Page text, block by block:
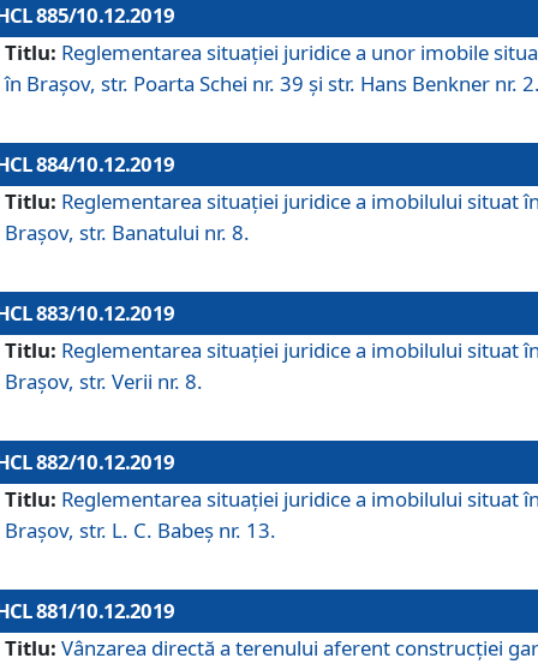
885/10.12.2019
Titlu: Reglementarea situației juridice a unor imobile
în Brașov, str. Poarta Schei nr. 39 și str. Hans Benkner nr.
884/10.12.2019
Titlu: Reglementarea situației juridice a imobilului situat
Brașov, str. Banatului nr. 8.
883/10.12.2019
Titlu: Reglementarea situației juridice a imobilului situat
Brașov, str. Verii nr. 8.
882/10.12.2019
Titlu: Reglementarea situației juridice a imobilului situat
Brașov, str. L. C. Babeș nr. 13.
881/10.12.2019
Titlu: Vânzarea directă a terenului aferent construcției